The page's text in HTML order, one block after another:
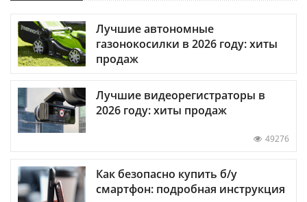
Лучшие автономные
газонокосилки в 2026 году: хиты
продаж
Лучшие видеорегистраторы в
2026 году: хиты продаж
49276
Как безопасно купить б/у
смартфон: подробная инструкция